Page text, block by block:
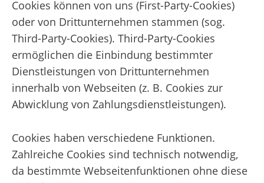
Cookies können von uns (First-Party-Cookies)
oder von Drittunternehmen stammen (sog.
Third-Party-Cookies). Third-Party-Cookies
ermöglichen die Einbindung bestimmter
Dienstleistungen von Drittunternehmen
innerhalb von Webseiten (z. B. Cookies zur
Abwicklung von Zahlungsdienstleistungen).
Cookies haben verschiedene Funktionen.
Zahlreiche Cookies sind technisch notwendig,
da bestimmte Webseitenfunktionen ohne diese